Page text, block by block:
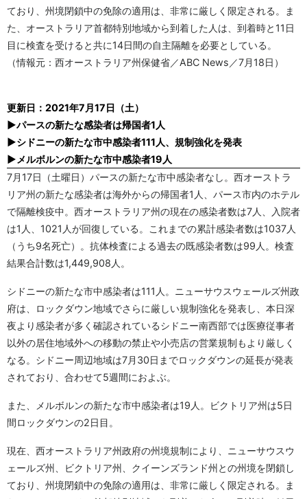
ており、州境閉鎖中の免除の適用は、非常に厳しく限定される。ま
た、オーストラリア首都特別地域から到着した人は、到着時と11日
目に検査を受けると共に14日間の自主隔離を必要としている。
（情報元：西オーストラリア州保健省／ABC News／7月18日）
更新日：2021年7月17日（土）
▶パースの新たな感染者は帰国者1人
▶シドニーの新たな市中感染者111人、規制強化を発表
▶メルボルンの新たな市中感染者19人
7月17日（土曜日）パースの新たな市中感染者なし。西オーストラ
リア州の新たな感染者は海外からの帰国者1人、パース市内のホテル
で隔離検疫中。西オーストラリア州の現在の感染者数は7人、入院者
は1人、1021人が回復している。これまでの累計感染者数は1037人
（うち9名死亡）。抗体検査による過去の既感染者数は99人。検査
結果合計数は1,449,908人。
シドニーの新たな市中感染者は111人。ニューサウスウェールズ州政
府は、ロックダウン地域でさらに厳しい規制強化を発表し、本日深
夜より感染者が多く確認されているシドニー南西部では医療従事者
以外の居住地域外への移動の禁止や小売店の営業規制もより厳しく
なる。シドニー周辺地域は7月30日までロックダウンの延長が発表
されており、合わせて5週間におよぶ。
また、メルボルンの新たな市中感染者は19人。ビクトリア州は5日
間ロックダウンの2日目。
現在、西オーストラリア州政府の州境規制により、ニューサウスウ
ェールズ州、ビクトリア州、クイーンズランド州との州境を閉鎖し
ており、州境閉鎖中の免除の適用は、非常に厳しく限定される。ま